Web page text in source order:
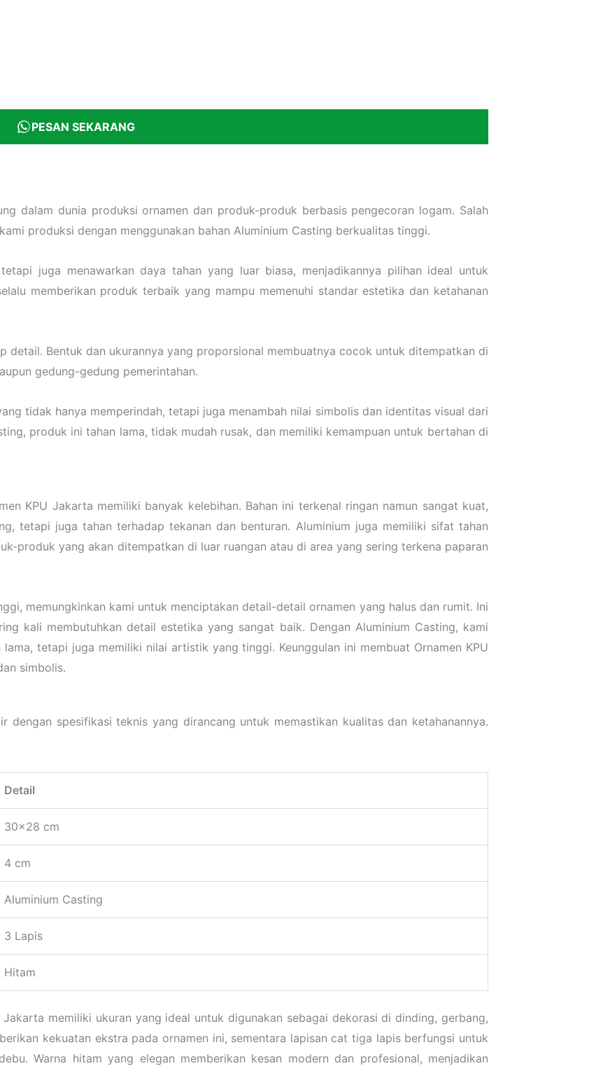
PESAN SEKARANG
dalam dunia produksi ornamen dan produk-produk berbasis pengecoran logam. Salah
produksi dengan menggunakan bahan Aluminium Casting berkualitas tinggi.
juga menawarkan daya tahan yang luar biasa, menjadikannya pilihan ideal untuk
memberikan produk terbaik yang mampu memenuhi standar estetika dan ketahanan
detail. Bentuk dan ukurannya yang proporsional membuatnya cocok untuk ditempatkan di
gedung-gedung pemerintahan.
tidak hanya memperindah, tetapi juga menambah nilai simbolis dan identitas visual dari
produk ini tahan lama, tidak mudah rusak, dan memiliki kemampuan untuk bertahan di
KPU Jakarta memiliki banyak kelebihan. Bahan ini terkenal ringan namun sangat kuat,
tetapi juga tahan terhadap tekanan dan benturan. Aluminium juga memiliki sifat tahan
produk yang akan ditempatkan di luar ruangan atau di area yang sering terkena paparan
memungkinkan kami untuk menciptakan detail-detail ornamen yang halus dan rumit. Ini
kali membutuhkan detail estetika yang sangat baik. Dengan Aluminium Casting, kami
tetapi juga memiliki nilai artistik yang tinggi. Keunggulan ini membuat Ornamen KPU
simbolis.
dengan spesifikasi teknis yang dirancang untuk memastikan kualitas dan ketahanannya.
Detail
30×28 cm
4 cm
Aluminium Casting
3 Lapis
Hitam
memiliki ukuran yang ideal untuk digunakan sebagai dekorasi di dinding, gerbang,
kekuatan ekstra pada ornamen ini, sementara lapisan cat tiga lapis berfungsi untuk
Warna hitam yang elegan memberikan kesan modern dan profesional, menjadikan